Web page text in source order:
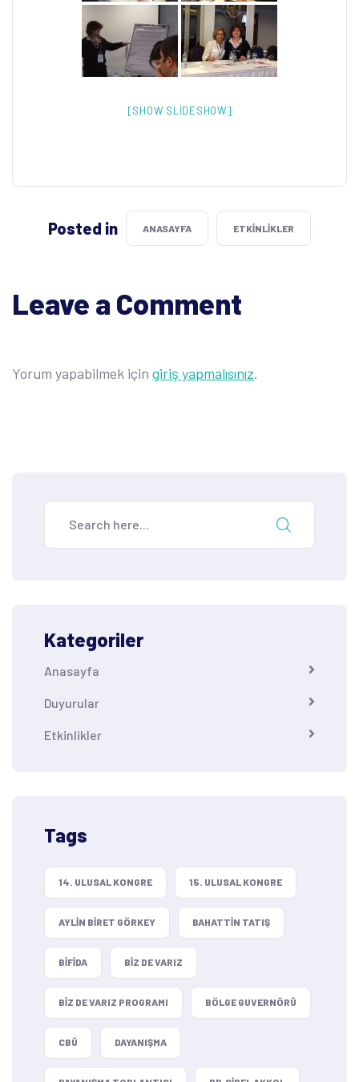
[SHOW SLIDESHOW]
Posted in ANASAYFA ETKINLIKLER
Leave a Comment
Yorum yapabilmek için giriş yapmalısınız.
Kategoriler
Anasayfa
Duyurular
Etkinlikler
Tags
14. ULUSAL KONGRE 15. ULUSAL KONGRE
AYLIN BIRET GÖRKEY BAHATTIN TATIŞ
BIFIDA BIZ DE VARIZ
BIZ DE VARIZ PROGRAMI BÖLGE GUVERNÖRÜ
CBÜ DAYANIŞMA